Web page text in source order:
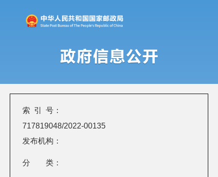
索 引 号：
717819048/2022-00135
发布机构：
分 类：